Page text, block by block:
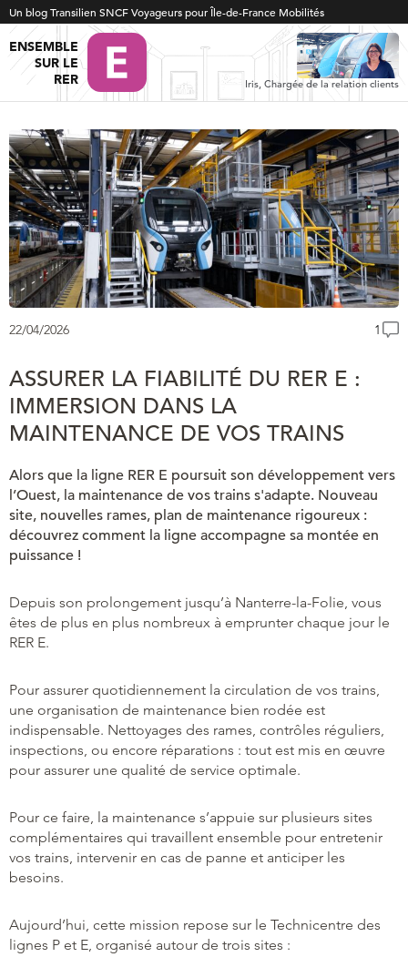
Un blog Transilien SNCF Voyageurs pour Île-de-France Mobilités
ENSEMBLE
SUR LE
RER
Iris, Chargée de la relation clients
22/04/2026 1
ASSURER LA FIABILITÉ DU RER E :
IMMERSION DANS LA
MAINTENANCE DE VOS TRAINS
Alors que la ligne RER E poursuit son développement vers
l’Ouest, la maintenance de vos trains s'adapte. Nouveau
site, nouvelles rames, plan de maintenance rigoureux :
découvrez comment la ligne accompagne sa montée en
puissance !
Depuis son prolongement jusqu’à Nanterre-la-Folie, vous
êtes de plus en plus nombreux à emprunter chaque jour le
RER E.
Pour assurer quotidiennement la circulation de vos trains,
une organisation de maintenance bien rodée est
indispensable. Nettoyages des rames, contrôles réguliers,
inspections, ou encore réparations : tout est mis en œuvre
pour assurer une qualité de service optimale.
Pour ce faire, la maintenance s’appuie sur plusieurs sites
complémentaires qui travaillent ensemble pour entretenir
vos trains, intervenir en cas de panne et anticiper les
besoins.
Aujourd’hui, cette mission repose sur le Technicentre des
lignes P et E, organisé autour de trois sites :